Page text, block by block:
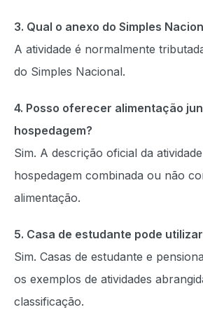
3. Qual o anexo do Simples
A atividade é normalmente
do Simples Nacional.
4. Posso oferecer alimentação
hospedagem?
Sim. A descrição oficial da
hospedagem combinada ou não
alimentação.
5. Casa de estudante pode
Sim. Casas de estudante e
os exemplos de atividades
classificação.